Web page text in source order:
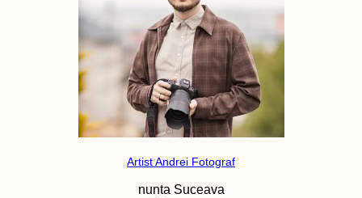
Artist Andrei Fotograf
nunta Suceava